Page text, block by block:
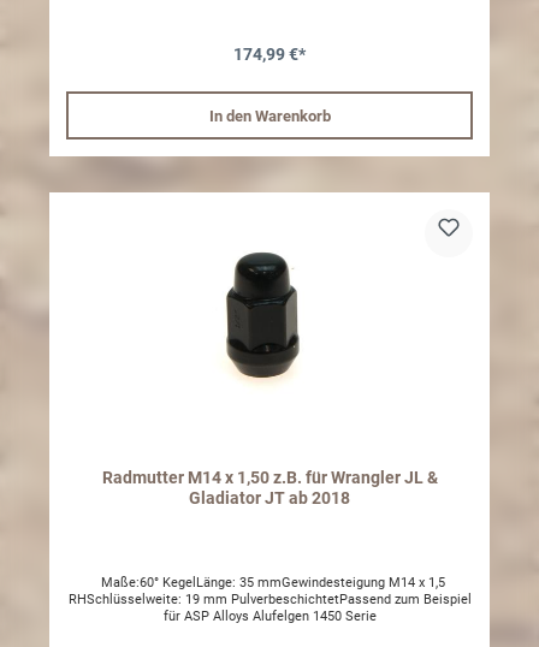
174,99 €*
In den Warenkorb
Radmutter M14 x 1,50 z.B. für Wrangler JL &
Gladiator JT ab 2018
Maße:60° KegelLänge: 35 mmGewindesteigung M14 x 1,5
RHSchlüsselweite: 19 mm PulverbeschichtetPassend zum Beispiel
für ASP Alloys Alufelgen 1450 Serie